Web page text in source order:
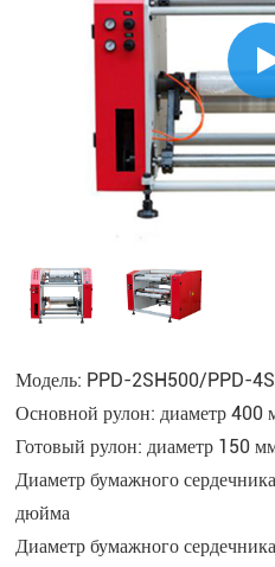
Модель: PPD-2SH500/PPD-
Основной рулон: диаметр
Готовый рулон: диаметр 150
Диаметр бумажного
дюйма
Диаметр бумажного